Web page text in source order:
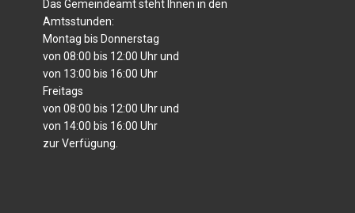
Das Gemeindeamt steht Ihnen in den
Amtsstunden:
Montag bis Donnerstag
von 08:00 bis 12:00 Uhr und
von 13:00 bis 16:00 Uhr
Freitags
von 08:00 bis 12:00 Uhr und
von 14:00 bis 16:00 Uhr
zur Verfügung.